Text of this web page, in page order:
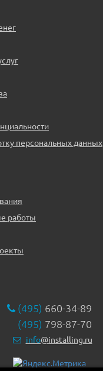
персональных данных
работы
(495) 660-34-89
(495) 798-87-70
info@installing.ru